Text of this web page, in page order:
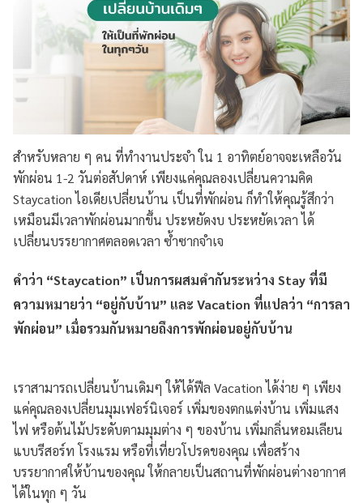
สำหรับหลาย ๆ คน ที่ทำงานประจำ ใน 1 อาทิตย์อาจจะเหลือวัน
พักผ่อน 1-2 วันต่อสัปดาห์ เพียงแค่คุณลองเปลี่ยนความคิด
Staycation ไอเดียเปลี่ยนบ้าน เป็นที่พักผ่อน ก็ทำให้คุณรู้สึกว่า
เหมือนมีเวลาพักผ่อนมากขึ้น ประหยัดงบ ประหยัดเวลา ได้
เปลี่ยนบรรยากาศตลอดเวลา ซ้ำซากจำเจ
คำว่า “Staycation” เป็นการผสมคำกันระหว่าง Stay ที่มี
ความหมายว่า “อยู่กับบ้าน” และ Vacation ที่แปลว่า “การลา
พักผ่อน” เมื่อรวมกันหมายถึงการพักผ่อนอยู่กับบ้าน
เราสามารถเปลี่ยนบ้านเดิมๆ ให้ได้ฟีล Vacation ได้ง่าย ๆ เพียง
แค่คุณลองเปลี่ยนมุมเฟอร์นิเจอร์ เพิ่มของตกแต่งบ้าน เพิ่มแสง
ไฟ หรือต้นไม้ประดับตามมุมต่าง ๆ ของบ้าน เพิ่มกลิ่นหอมเลียน
แบบรีสอร์ท โรงแรม หรือที่เที่ยวโปรดของคุณ เพื่อสร้าง
บรรยากาศให้บ้านของคุณ ให้กลายเป็นสถานที่พักผ่อนต่างอากาศ
ได้ในทุก ๆ วัน